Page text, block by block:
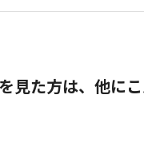
見た方は、他に